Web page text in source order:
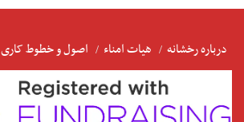
درباره رخشانه هیات امناء اصول و خطوط کاری